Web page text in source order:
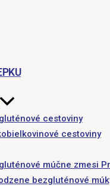
cestoviny
cestoviny
múčne zmesi
bezgluténové